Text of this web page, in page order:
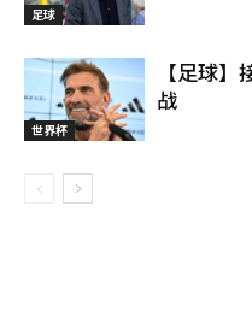
足球
世界杯
【足球
战